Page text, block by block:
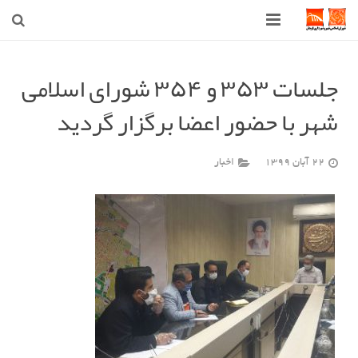
شهرداری
شورای اسلامی شهر قوچان
اخبار روز
قوچان
ارتباط با ما
جلسات ۳۵۳ و ۳۵۴ شورای اسلامی
شهر با حضور اعضا برگزار گردید
22 آبان 1399 اخبار